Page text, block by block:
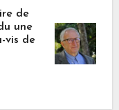
de
une
vis de